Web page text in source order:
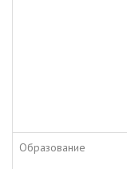
Образование